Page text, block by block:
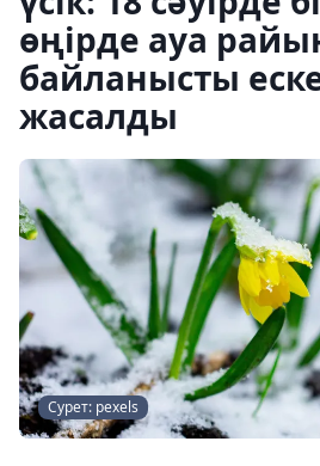
өңірде ауа
байланысты
жасалды
Сурет: pexels